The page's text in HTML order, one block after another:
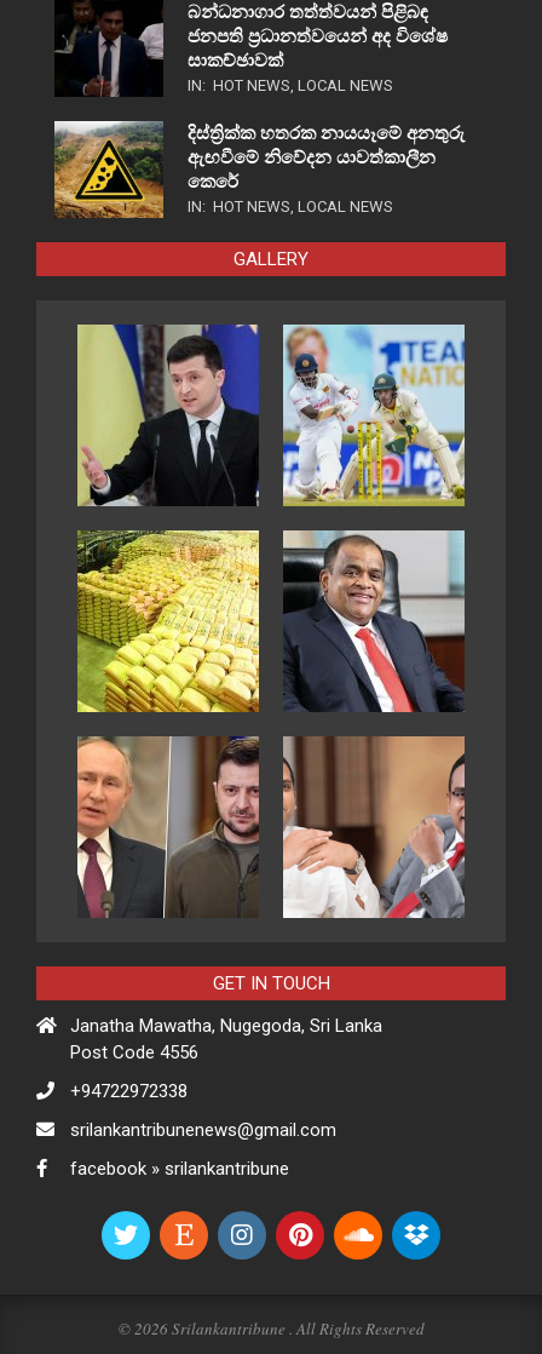
බන්ධනාගාර තත්ත්වයන් පිළිබඳ
ජනපති ප්‍රධානත්වයෙන් අද විශේෂ
සාකච්ඡාවක්
IN: HOT NEWS, LOCAL NEWS
දිස්ත්‍රික්ක හතරක නායයෑමේ අනතුරු
ඇඟවීමේ නිවේදන යාවත්කාලීන
කෙරේ
IN: HOT NEWS, LOCAL NEWS
GALLERY
GET IN TOUCH
Janatha Mawatha, Nugegoda, Sri Lanka
Post Code 4556
+94722972338
srilankantribunenews@gmail.com
facebook » srilankantribune
© 2026 Srilankantribune . All Rights Reserved